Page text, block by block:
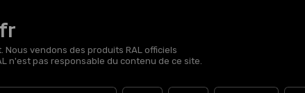
Nous vendons des produits RAL officiels
n'est pas responsable du contenu de ce site.